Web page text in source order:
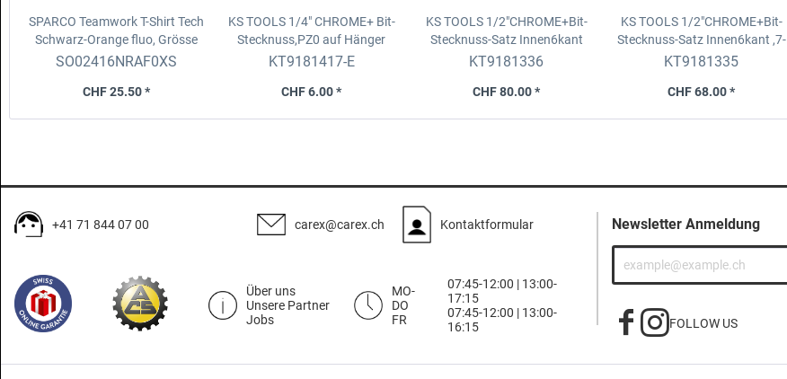
SPARCO Teamwork T-Shirt Tech
Schwarz-Orange fluo, Grösse
XS
SO02416NRAF0XS
CHF 25.50 *
KS TOOLS 1/4" CHROME+ Bit-
Stecknuss,PZ0 auf Hänger
KT9181417-E
CHF 6.00 *
KS TOOLS 1/2"CHROME+Bit-
Stecknuss-Satz Innen6kant
,lang,6-tlg.5-12mm
KT9181336
CHF 80.00 *
KS TOOLS 1/2"CHROME+Bit-
Stecknuss-Satz Innen6kant ,7-
tlg.5-14mm
KT9181335
CHF 68.00 *
+41 71 844 07 00 carex@carex.ch Kontaktformular
Über uns
Unsere Partner
Jobs
MO-
DO
FR
07:45-12:00 | 13:00-
17:15
07:45-12:00 | 13:00-
16:15
Newsletter Anmeldung
FOLLOW US